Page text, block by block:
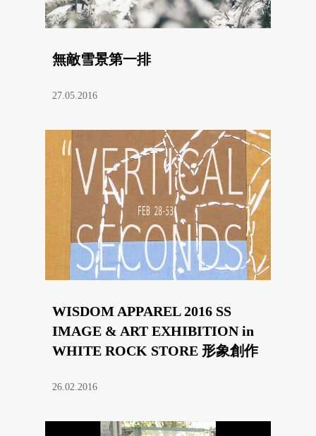
無敵雪景第一排
27.05.2016
WISDOM APPAREL 2016 SS
IMAGE & ART EXHIBITION in
WHITE ROCK STORE 形象創作
26.02.2016